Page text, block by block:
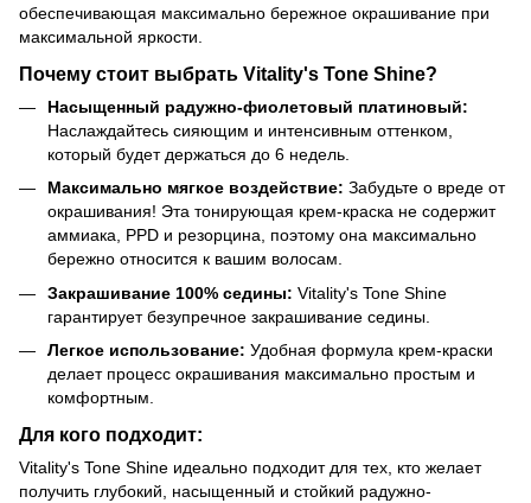
обеспечивающая максимально бережное окрашивание при
максимальной яркости.
Почему стоит выбрать Vitality's Tone Shine?
Насыщенный радужно-фиолетовый платиновый:
Наслаждайтесь сияющим и интенсивным оттенком,
который будет держаться до 6 недель.
Максимально мягкое воздействие: Забудьте о вреде от
окрашивания! Эта тонирующая крем-краска не содержит
аммиака, PPD и резорцина, поэтому она максимально
бережно относится к вашим волосам.
Закрашивание 100% седины: Vitality's Tone Shine
гарантирует безупречное закрашивание седины.
Легкое использование: Удобная формула крем-краски
делает процесс окрашивания максимально простым и
комфортным.
Для кого подходит:
Vitality's Tone Shine идеально подходит для тех, кто желает
получить глубокий, насыщенный и стойкий радужно-